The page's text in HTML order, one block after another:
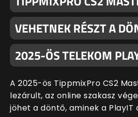
VEHETNEK RÉSZT A
2025-ÖS TELEKOM
A 2025-ös TippmixPro CS2
lezárult, az online szakasz
jöhet a döntő, aminek a